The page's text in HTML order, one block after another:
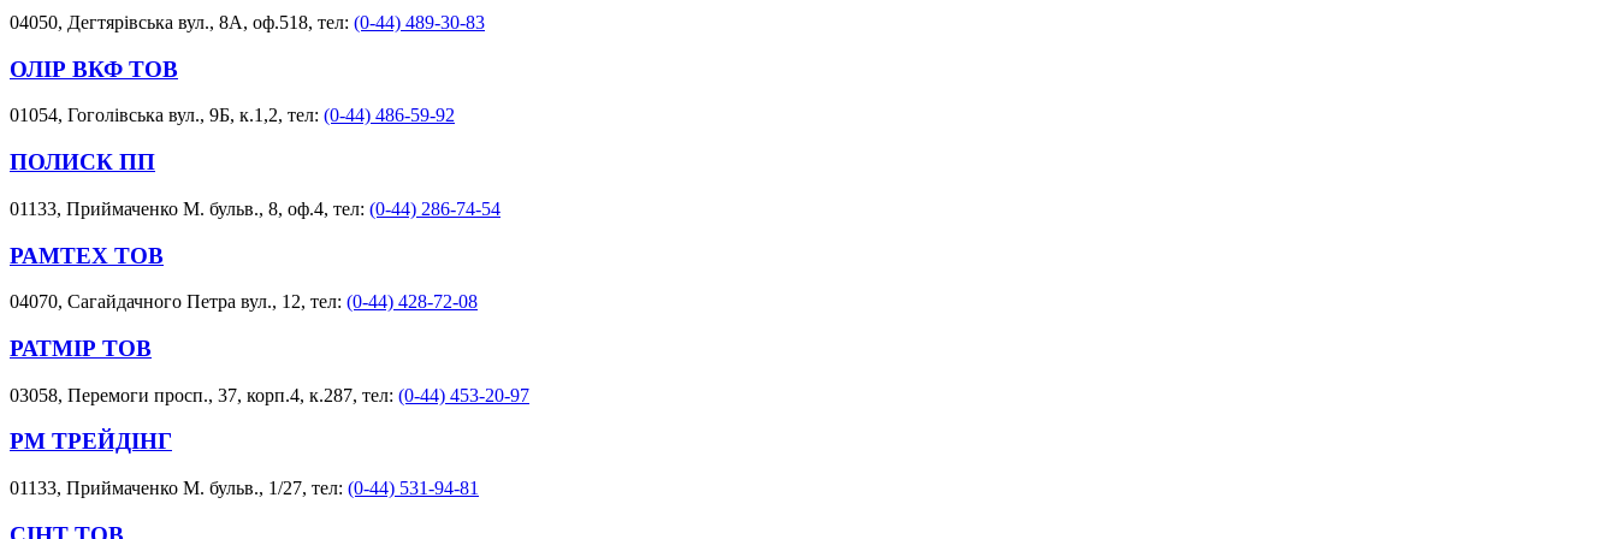
04050, Дегтярівська вул., 8А, оф.518, тел: (0-44) 489-30-83
ОЛІР ВКФ ТОВ
01054, Гоголівська вул., 9Б, к.1,2, тел: (0-44) 486-59-92
ПОЛИСК ПП
01133, Приймаченко М. бульв., 8, оф.4, тел: (0-44) 286-74-54
РАМТЕХ ТОВ
04070, Сагайдачного Петра вул., 12, тел: (0-44) 428-72-08
РАТМІР ТОВ
03058, Перемоги просп., 37, корп.4, к.287, тел: (0-44) 453-20-97
РМ ТРЕЙДІНГ
01133, Приймаченко М. бульв., 1/27, тел: (0-44) 531-94-81